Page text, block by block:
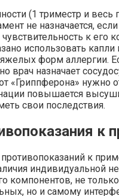
(1 триместр и
не назначается,
к его
использовать капли
форм аллергии.
врач назначает
«Гриппферона» нужно
повышается
свои последствия.
к
к
индивидуальной
компонентов, не только
но и самому